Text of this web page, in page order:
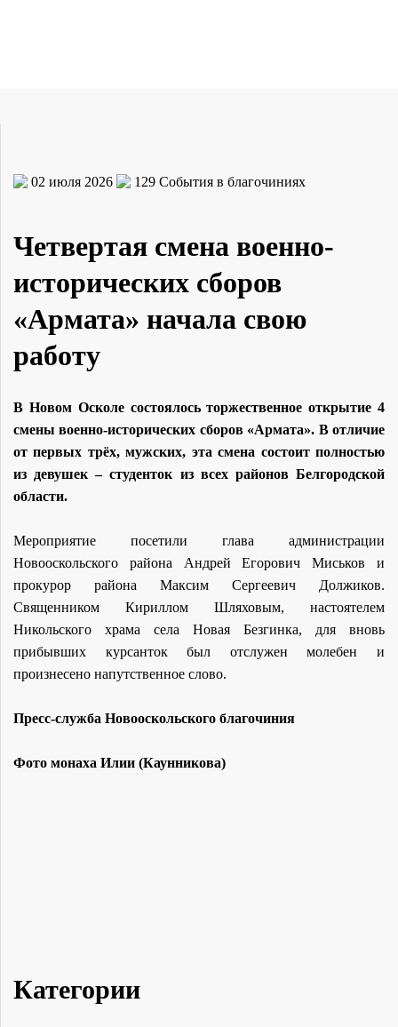
02 июля 2026 129 События в благочиниях
Четвертая смена военно-
исторических сборов
«Армата» начала свою
работу
В Новом Осколе состоялось торжественное открытие 4
смены военно-исторических сборов «Армата». В отличие
от первых трёх, мужских, эта смена состоит полностью
из девушек – студенток из всех районов Белгородской
области.
Мероприятие посетили глава администрации
Новооскольского района Андрей Егорович Миськов и
прокурор района Максим Сергеевич Должиков.
Священником Кириллом Шляховым, настоятелем
Никольского храма села Новая Безгинка, для вновь
прибывших курсанток был отслужен молебен и
произнесено напутственное слово.
Пресс-служба Новооскольского благочиния
Фото монаха Илии (Каунникова)
Категории